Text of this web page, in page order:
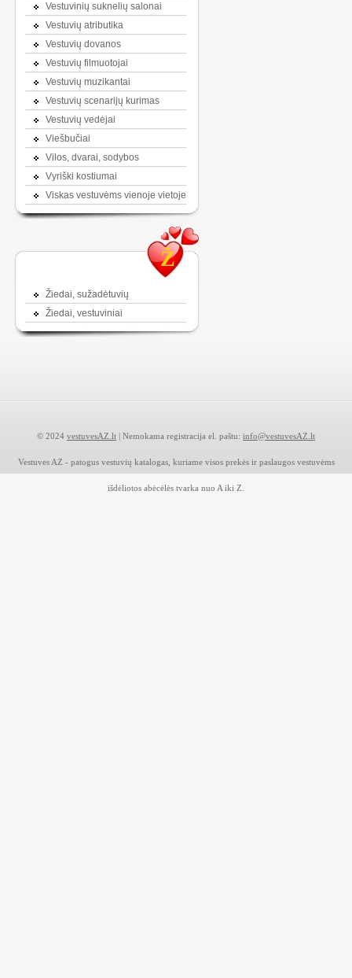
Vestuvinių suknelių salonai
Vestuvių atributika
Vestuvių dovanos
Vestuvių filmuotojai
Vestuvių muzikantai
Vestuvių scenarijų kurimas
Vestuvių vedėjai
Viešbučiai
Vilos, dvarai, sodybos
Vyriški kostiumai
Viskas vestuvėms vienoje vietoje
Ž
Žiedai, sužadėtuvių
Žiedai, vestuviniai
© 2024 vestuvesAZ.lt | Nemokama registracija el. paštu: info@vestuvesAZ.lt
Vestuves AZ - patogus vestuvių katalogas, kuriame visos prekės ir paslaugos vestuvėms
išdėliotos abėcėlės tvarka nuo A iki Z.